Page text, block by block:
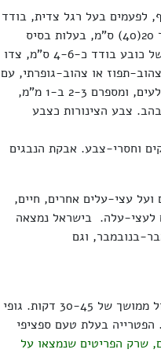
מניפה או צדף, לפעמים בעל רגל צדית, בודד
או גדל בקבוצות של כמה גופי רביה דמויות מניפה או שושנה בקוטר עד 20(40) ס"מ, בעלות בסיס
משותף. קבוצה כזאת יכולה להגיע למשקל של כמה קילוגרמים. קוטרו של כובע בודד כ-4-6 ס"מ, צדו
תפוז או צהוב-גופרתי, עם
הזמן הופך לצהוב-בהיר, שוליו גליים, דמויי להב. הנקבים עגולים-מצולעים, ומספרם 2-3 ב-1 מ"מ,
צבע הצינורות כצבע
רחבים, גודלם 3-5*5-7 מיקרון, חלקים וחסרי-צבע. אבקת הנבגים
ועל עצי-עלים אחרים, חיים,
לעצי-עלה. בישראל נמצאה
בנובמבר, וגם
ניתנת לאכילה בשלב צעיר, כל עוד הבשר עדיין רך ועסיסי, לאחר בישול ממושך של 30-45 דקות. גופי
הפטרייה בעלת טעם ספציפי
שרק הפריטים שנמצאו על